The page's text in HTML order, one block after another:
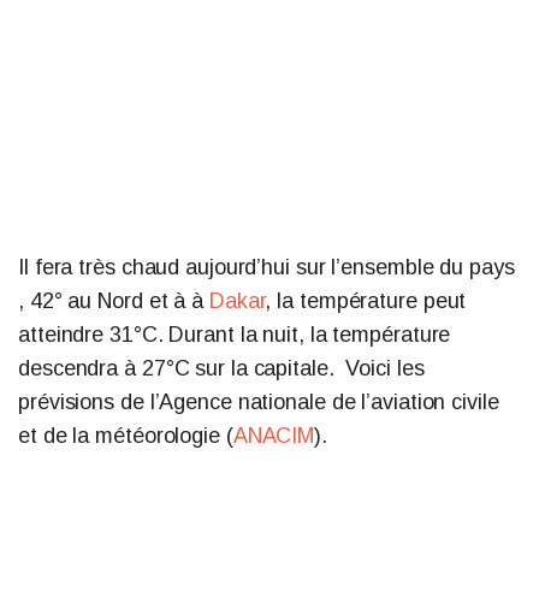
Il fera très chaud aujourd’hui sur l’ensemble du pays
, 42° au Nord et à à Dakar, la température peut
atteindre 31°C. Durant la nuit, la température
descendra à 27°C sur la capitale. Voici les
prévisions de l’Agence nationale de l’aviation civile
et de la météorologie (ANACIM).